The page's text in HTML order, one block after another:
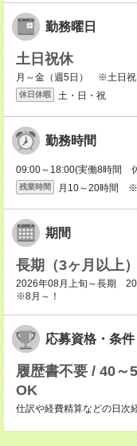
勤務曜日
土日祝休
月～金（週5日） ※土日祝
休日休暇 土・日・祝
勤務時間
09:00～18:00(実働8時間
残業時間 月10～20時間 ※
期間
長期（3ヶ月以上）
2026年08月上旬～長期
※8月～！
応募資格・条件
履歴書不要 / 40～
OK
仕訳や経費精算などの日次